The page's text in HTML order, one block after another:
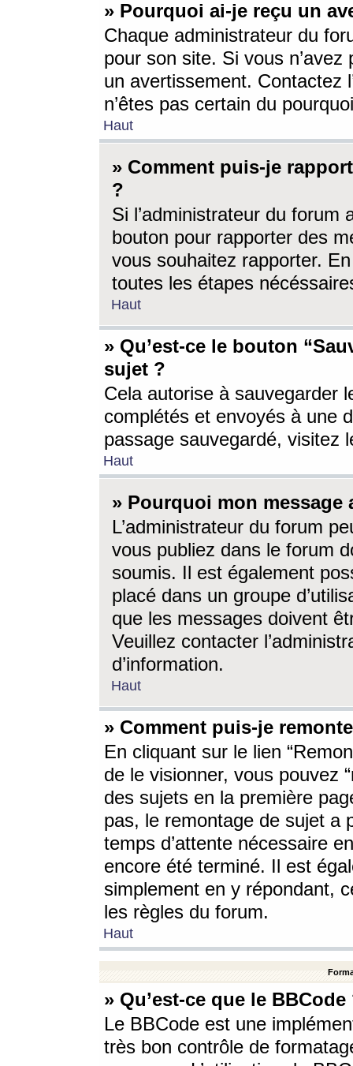
» Pourquoi ai-je reçu un
Chaque administrateur du
pour son site. Si vous
un avertissement. Contactez
n’êtes pas certain du
Haut
» Comment puis-je
?
Si l’administrateur du forum
bouton pour rapporter des
vous souhaitez rapporter.
toutes les étapes
Haut
» Qu’est-ce le bouton
sujet ?
Cela autorise à sauvegarder
complétés et envoyés à une
passage sauvegardé, visitez
Haut
» Pourquoi mon message
L’administrateur du forum
vous publiez dans le forum
soumis. Il est également
placé dans un groupe
que les messages doivent
Veuillez contacter
d’information.
Haut
» Comment puis-je
En cliquant sur le lien
de le visionner, vous pouvez
des sujets en la première
pas, le remontage de sujet a
temps d’attente nécessaire
encore été terminé. Il est
simplement en y répondant,
les règles du forum.
Haut
» Qu’est-ce que le BBCode
Le BBCode est une
très bon contrôle de